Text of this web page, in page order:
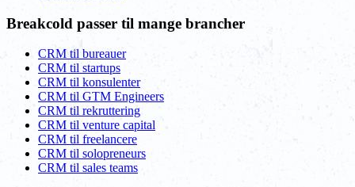
Breakcold passer til mange brancher
CRM til bureauer
CRM til startups
CRM til konsulenter
CRM til GTM Engineers
CRM til rekruttering
CRM til venture capital
CRM til freelancere
CRM til solopreneurs
CRM til sales teams